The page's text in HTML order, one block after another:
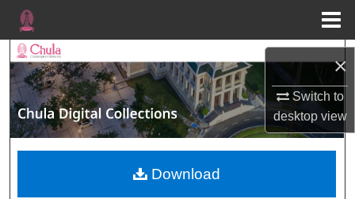
×
Switch to
desktopview
Search
Browse Collections
My Account
About
Download